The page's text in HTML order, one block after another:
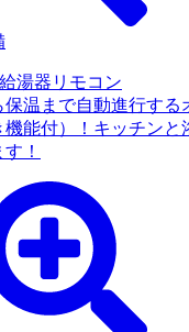
湯器リモコン
保温まで自動進行する
機能付）！キッチンと
！